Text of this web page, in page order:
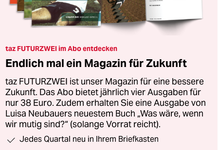
taz FUTURZWEI im Abo entdecken
Endlich mal ein Magazin für Zukunft
taz FUTURZWEI ist unser Magazin für eine bessere
Zukunft. Das Abo bietet jährlich vier Ausgaben für
nur 38 Euro. Zudem erhalten Sie eine Ausgabe von
Luisa Neubauers neuestem Buch „Was wäre, wenn
wir mutig sind?“ (solange Vorrat reicht).
Jedes Quartal neu in Ihrem Briefkasten